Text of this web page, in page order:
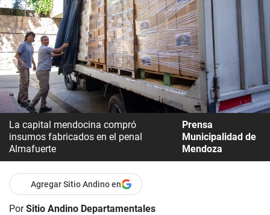
La capital mendocina compró
insumos fabricados en el penal
Almafuerte
Prensa
Municipalidad de
Mendoza
Agregar Sitio Andino en
PorSitio Andino Departamentales